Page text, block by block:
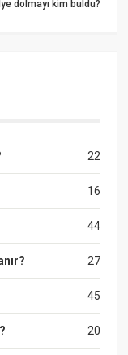
dolmayı kim buldu?
22
16
44
27
45
20